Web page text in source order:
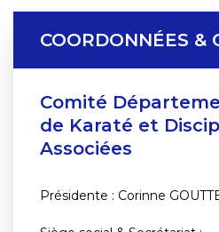
COORDONNÉES &
Comité
de Karaté et
Associées
Présidente : Corinne